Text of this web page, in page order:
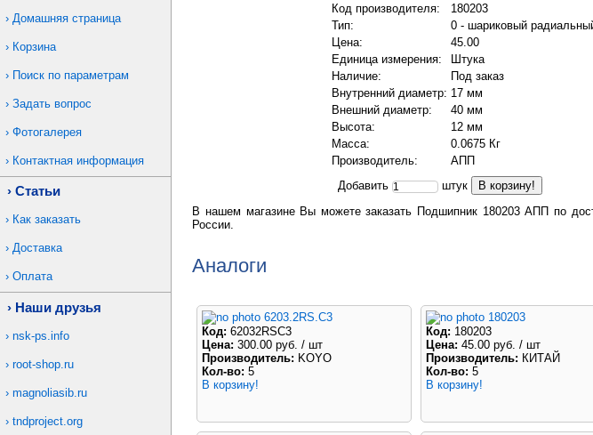
Домашняя страница
Корзина
Поиск по параметрам
Задать вопрос
Фотогалерея
Контактная информация
Статьи
Как заказать
Доставка
Оплата
Наши друзья
nsk-ps.info
root-shop.ru
magnoliasib.ru
tndproject.org
Код производителя:
180203
Тип:
0 - шариковый
Цена:
45.00
Единица измерения:
Штука
Наличие:
Под заказ
Внутренний диаметр: 17 мм
Внешний диаметр:
40 мм
Высота:
12 мм
Масса:
0.0675 Кг
Производитель:
АПП
Добавить
штук
В корзину!
В нашем магазине Вы можете заказать Подшипник 180203 АПП по
России.
Аналоги
6203.2RS.C3
Код: 62032RSC3
Цена: 300.00 руб. / шт
Производитель: KOYO
Кол-во: 5
В корзину!
180203
Код: 180203
Цена: 45.00 руб. / шт
Производитель: КИТАЙ
Кол-во: 5
В корзину!